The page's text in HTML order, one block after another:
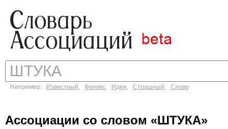
Например: Известный, Феникс, Идея, Страшный, Слово
Ассоциации со словом «ШТУКА»